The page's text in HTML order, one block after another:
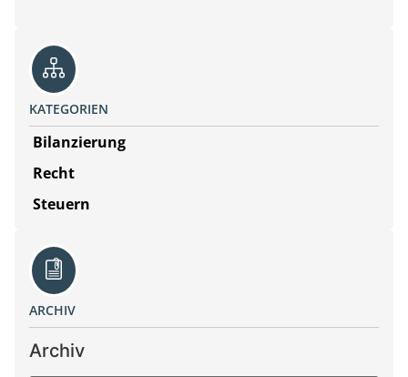
KATEGORIEN
Bilanzierung
Recht
Steuern
ARCHIV
Archiv